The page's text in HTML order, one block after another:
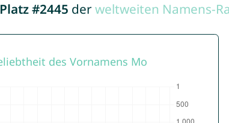
Platz #2445 derweltweiten Namens-